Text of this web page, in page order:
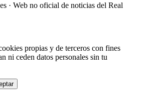
· Web no oficial de noticias del Real
propias y de terceros con fines
ni ceden datos personales sin tu